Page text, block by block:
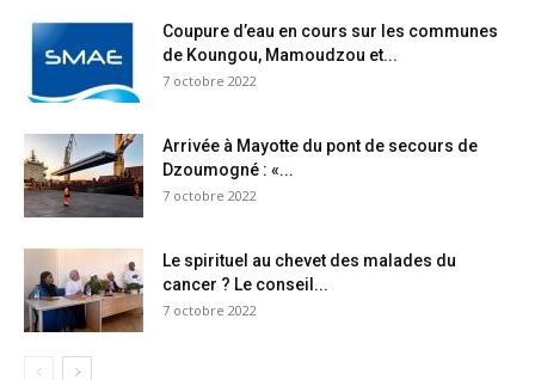
Coupure d’eau en cours sur les communes
de Koungou, Mamoudzou et...
7 octobre 2022
Arrivée à Mayotte du pont de secours de
Dzoumogné : «...
7 octobre 2022
Le spirituel au chevet des malades du
cancer ? Le conseil...
7 octobre 2022